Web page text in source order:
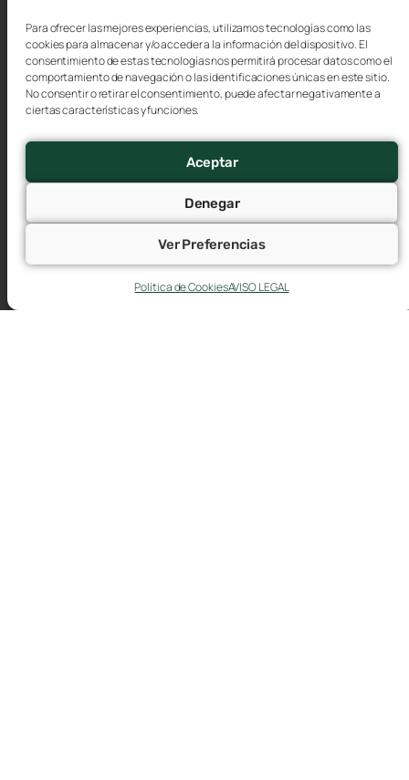
Para ofrecer las mejores experiencias, utilizamos tecnologías como las
cookies para almacenar y/o acceder a la información del dispositivo. El
consentimiento de estas tecnologías nos permitirá procesar datos como el
comportamiento de navegación o las identificaciones únicas en este sitio.
No consentir o retirar el consentimiento, puede afectar negativamente a
ciertas características y funciones.
Aceptar
Denegar
Ver Preferencias
Política de CookiesAVISO LEGAL